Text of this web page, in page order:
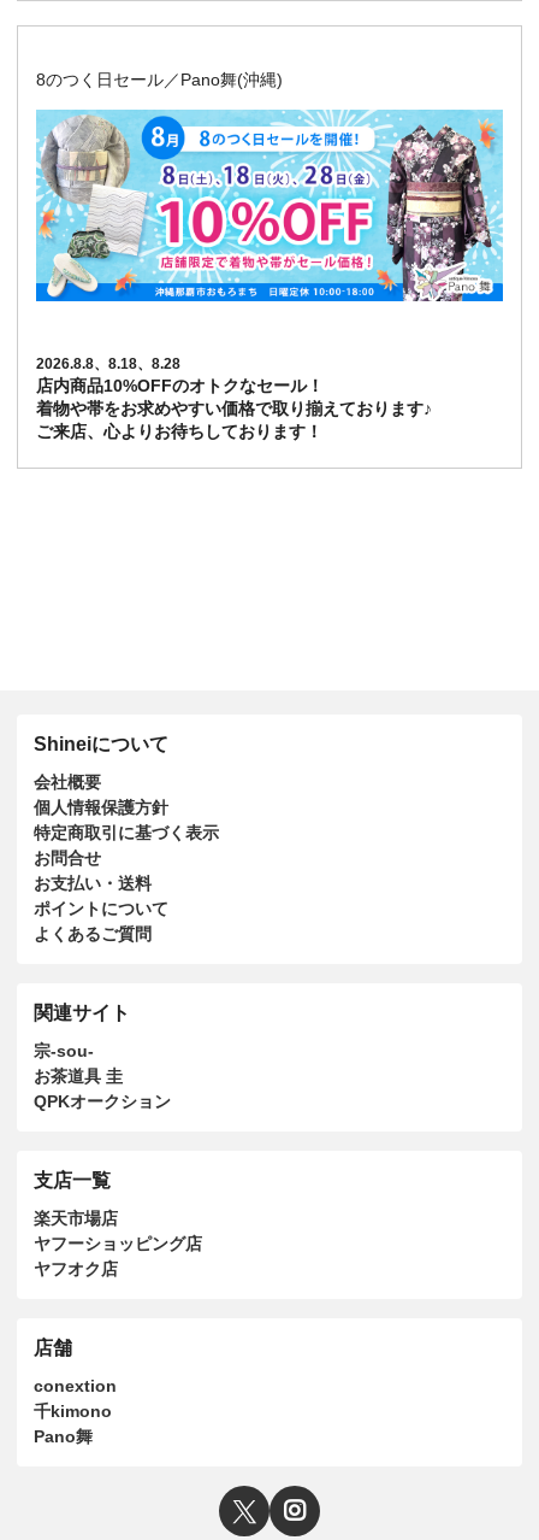
8のつく日セール／Pano舞(沖縄)
2026.8.8、8.18、8.28
店内商品10%OFFのオトクなセール！
着物や帯をお求めやすい価格で取り揃えております♪
ご来店、心よりお待ちしております！
Shineiについて
会社概要
個人情報保護方針
特定商取引に基づく表示
お問合せ
お支払い・送料
ポイントについて
よくあるご質問
関連サイト
宗-sou-
お茶道具 圭
QPKオークション
支店一覧
楽天市場店
ヤフーショッピング店
ヤフオク店
店舗
conextion
千kimono
Pano舞